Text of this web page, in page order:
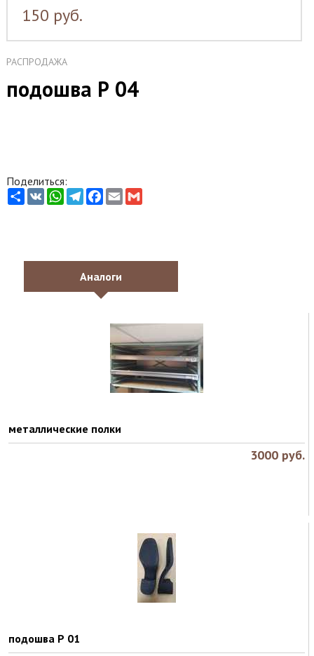
РАСПРОДАЖА
подошва Р 04
Поделиться:
ShareVK WhatsApp
Telegram
Facebook
EmailGmail
150 руб.
Аналоги
металлические полки
3000 руб.
подошва Р 01